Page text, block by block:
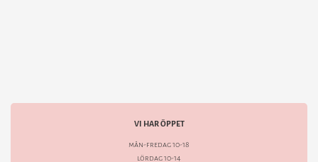
VI HAR ÖPPET
mån-fredag 10-18
lördag 10-14